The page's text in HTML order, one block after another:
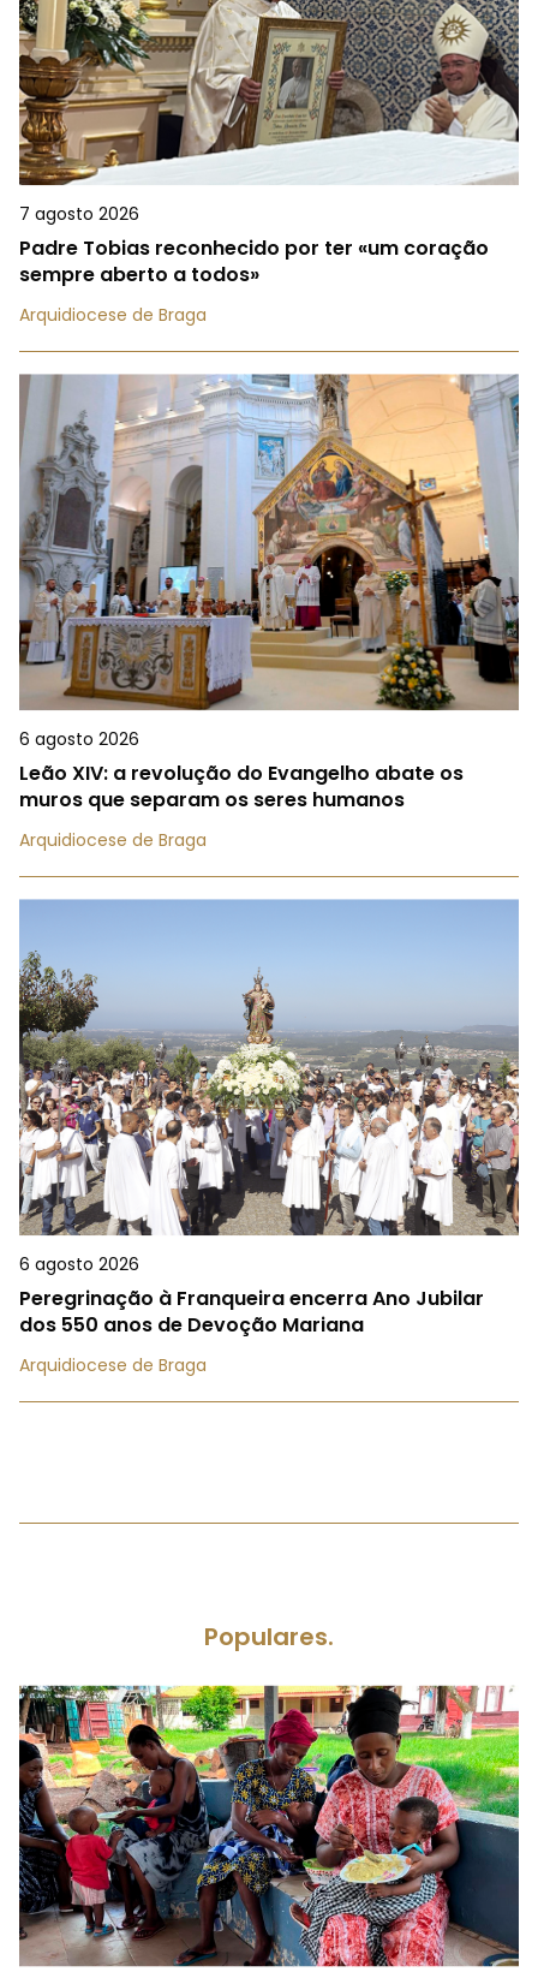
7 agosto 2026
Padre Tobias reconhecido por ter «um coração
sempre aberto a todos»
Arquidiocese de Braga
6 agosto 2026
Leão XIV: a revolução do Evangelho abate os
muros que separam os seres humanos
Arquidiocese de Braga
6 agosto 2026
Peregrinação à Franqueira encerra Ano Jubilar
dos 550 anos de Devoção Mariana
Arquidiocese de Braga
Populares.